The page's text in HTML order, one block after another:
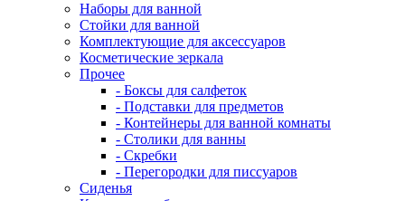
Наборы для ванной
Стойки для ванной
Комплектующие для аксессуаров
Косметические зеркала
Прочее
- Боксы для салфеток
- Подставки для предметов
- Контейнеры для ванной комнаты
- Столики для ванны
- Скребки
- Перегородки для писсуаров
Сиденья